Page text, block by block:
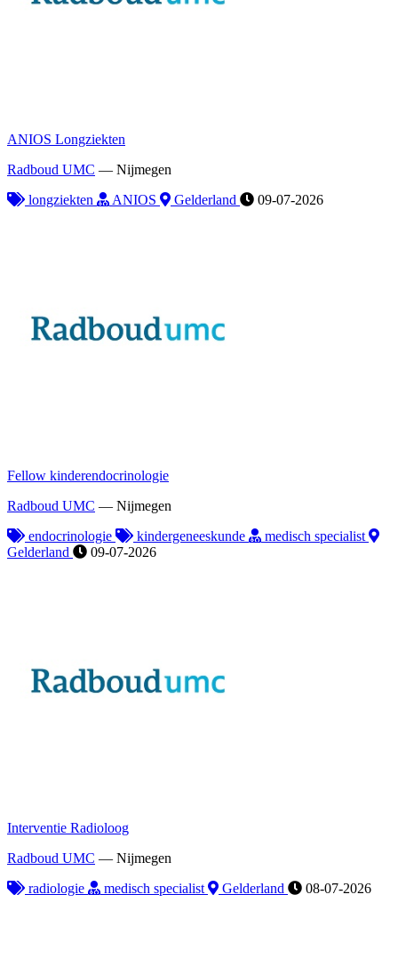
ANIOS Longziekten
Radboud UMC — Nijmegen
longziekten
ANIOS Gelderland 09-07-2026
Fellow kinderendocrinologie
Radboud UMC — Nijmegen
endocrinologie
kindergeneeskunde
medisch specialist
Gelderland
09-07-2026
Interventie Radioloog
Radboud UMC — Nijmegen
radiologie
medisch specialist Gelderland 08-07-2026